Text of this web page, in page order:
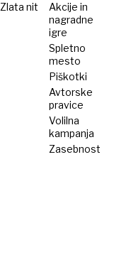
Zlata nit
Akcije in
nagradne
igre
Spletno
mesto
Piškotki
Avtorske
pravice
Volilna
kampanja
Zasebnost